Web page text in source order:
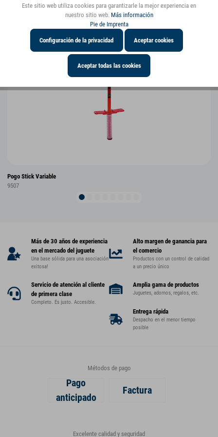
Pogo Stick Variable
9507
Más de 30 años de experiencia
en el mercado del juguete
Una base sólida para una asociación
exitosa!
Alto margen de ganancia para
el comercio
Productos con un control de calidad
a un precio único
Servicio de atención al cliente
de primera clase
Completo. Es justo. Accesible.
Amplia gama de productos
Juguetes, adornos, regalos, etc.
Entrega rápida
Despacho en el menor tiempo
posible
Métodos de pago
Pago
anticipado
Factura
Excelente calidad y seguridad
Este sitio web utiliza cookies para garantizarle la mejor experiencia en
nuestro sitio web. Más información
Pie de Imprenta
Configuración de la privacidad Aceptar cookies
Aceptar todas las cookies